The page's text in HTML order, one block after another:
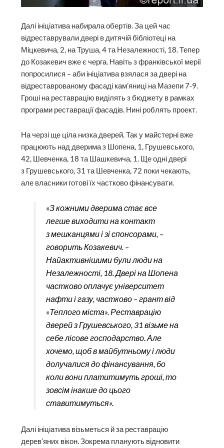
Далі ініціатива набирала обертів. За цей час
відреставрували двері в дитячій бібліотеці на
Міцкевича, 2, на Труша, 4 та Незалежності, 18. Тепер
до Козакевич вже є черга. Навіть з франківської мерії
попросилися – аби ініціатива взялася за двері на
відреставрованому фасаді кам’яниці на Мазепи 7-9.
Гроші на реставрацію виділять з бюджету в рамках
програми реставрації фасадів. Нині роб­лять проект.
На черзі ще ціла низка дверей. Так у майстерні вже
працюють над дверима з Шопена, 1, Грушевського,
42, Шевченка, 18 та Шашкевича, 1. Ще одні двері
з Грушевського, 31 та Шевченка, 72 поки чекають,
але власники готові їх частково фінансувати.
«З кожними дверима стає все
легше виходити на контакт
з мешканцями і зі спонсорами, –
говорить Козакевич. –
Найактивнішими були люди на
Незалежності, 18. Двері на Шопена
частково оплачує університет
нафти і газу, частково – грант від
«Теплого міста». Реставрацію
дверей з Грушевського, 31 візьме на
себе лісове господарство. Але
хочемо, щоб в майбутньому і люди
долучалися до фінансування, бо
коли вони платитимуть гроші, то
зовсім інакше до цього
ставитимуться».
Далі ініціатива візьметься й за реставрацію
дерев’яних вікон. Зокрема планують відновити